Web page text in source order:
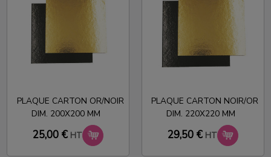
PLAQUE CARTON OR/NOIR
DIM. 200X200 MM
25,00 € HT
PLAQUE CARTON NOIR/OR
DIM. 220X220 MM
29,50 € HT